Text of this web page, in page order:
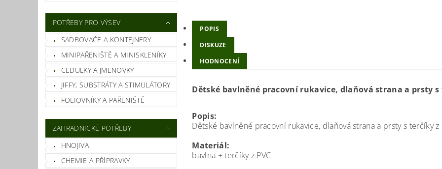
POTŘEBY PRO VÝSEV
SADBOVAČE A KONTEJNERY
MINIPAŘENIŠTĚ A MINISKLENÍKY
CEDULKY A JMENOVKY
JIFFY, SUBSTRÁTY A STIMULÁTORY
FOLIOVNÍKY A PAŘENIŠTĚ
ZAHRADNICKÉ POTŘEBY
HNOJIVA
CHEMIE A PŘÍPRAVKY
POPIS
DISKUZE
HODNOCENÍ
Dětské bavlněné pracovní rukavice, dlaňová strana a prsty s
Popis:
Dětské bavlněné pracovní rukavice, dlaňová strana a prsty s terčíky
Materiál:
bavlna + terčíky z PVC